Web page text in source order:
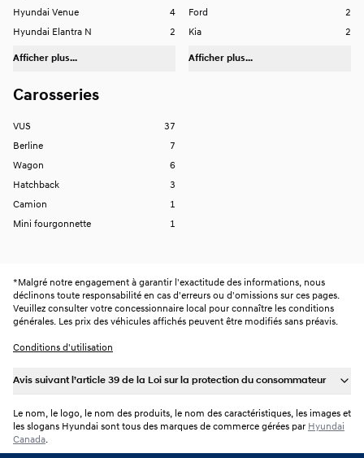
Hyundai Venue
4
Hyundai Elantra N
2
Afficher plus...
Ford
2
Kia
2
Afficher plus...
Carosseries
VUS
37
Berline
7
Wagon
6
Hatchback
3
Camion
1
Mini fourgonnette
1
* Malgré notre engagement à garantir l'exactitude des informations, nous
déclinons toute responsabilité en cas d'erreurs ou d'omissions sur ces pages.
Veuillez consulter votre concessionnaire local pour connaître les conditions
générales. Les prix des véhicules affichés peuvent être modifiés sans préavis.
Conditions d'utilisation
Avis suivant l’article 39 de la Loi sur la protection du consommateur
Le nom, le logo, le nom des produits, le nom des caractéristiques, les images et
les slogans Hyundai sont tous des marques de commerce gérées par Hyundai
Canada.